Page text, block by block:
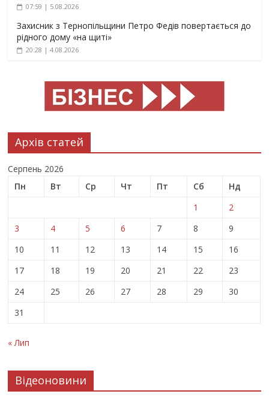
07:59 | 5.08.2026
Захисник з Тернопільщини Петро Федів повертається до
рідного дому «на щиті»
20:28 | 4.08.2026
Архів статей
Серпень 2026
Пн
Вт Ср Чт Пт Сб
Нд
1
2
3
4 5 6 7 8
9
10
11 12 13 14 15
16
17
18 19 20 21 22
23
24
25 26 27 28 29
30
31
« Лип
Відеоновини